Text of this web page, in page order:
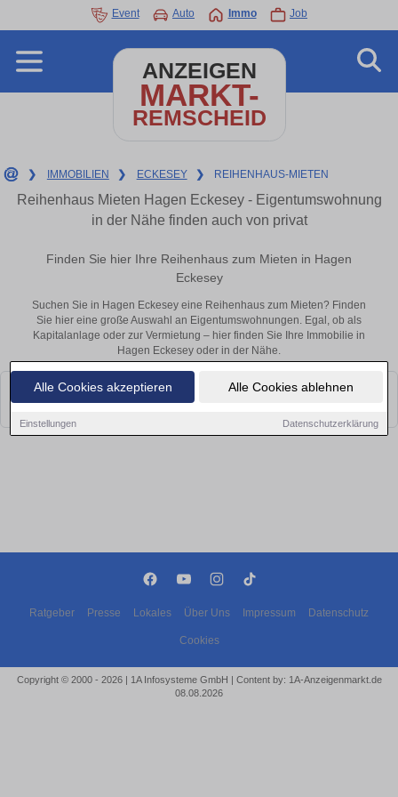
Alle Cookies akzeptieren Alle Cookies ablehnen
Einstellungen Datenschutzerklärung
Event Auto Immo Job
ANZEIGEN
MARKT-
REMSCHEID
❯ IMMOBILIEN ❯ ECKESEY ❯ REIHENHAUS-MIETEN
Reihenhaus Mieten Hagen Eckesey - Eigentumswohnung
in der Nähe finden auch von privat
Finden Sie hier Ihre Reihenhaus zum Mieten in Hagen
Eckesey
Suchen Sie in Hagen Eckesey eine Reihenhaus zum Mieten? Finden
Sie hier eine große Auswahl an Eigentumswohnungen. Egal, ob als
Kapitalanlage oder zur Vermietung – hier finden Sie Ihre Immobilie in
Hagen Eckesey oder in der Nähe.
Leider konnten wir derzeit keine passenden Objekte finden. Schauen Sie
bald wieder vorbei!
Ratgeber Presse Lokales Über Uns Impressum Datenschutz
Cookies
Copyright © 2000 - 2026 | 1A Infosysteme GmbH | Content by: 1A-Anzeigenmarkt.de
08.08.2026